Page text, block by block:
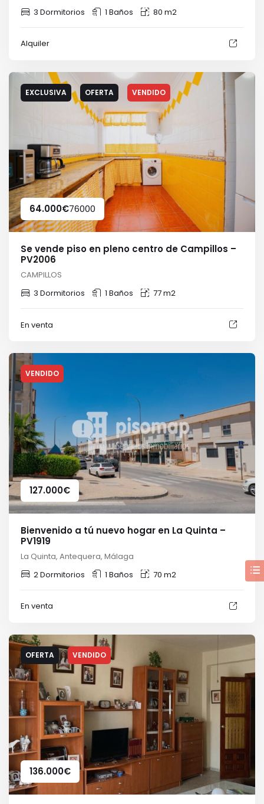
3 Dormitorios
1 Baños 80 m2
Alquiler
EXCLUSIVA OFERTA VENDIDO
64.000€76000
Se vende piso en pleno centro de Campillos –
PV2006
CAMPILLOS
3 Dormitorios
1 Baños 77 m2
En venta
VENDIDO
127.000€
Bienvenido a tú nuevo hogar en La Quinta –
PV1919
La Quinta, Antequera, Málaga
2 Dormitorios
1 Baños 70 m2
En venta
OFERTA VENDIDO
136.000€